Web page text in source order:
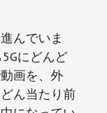
んでいま
にどんど
画を、外
ん当たり前